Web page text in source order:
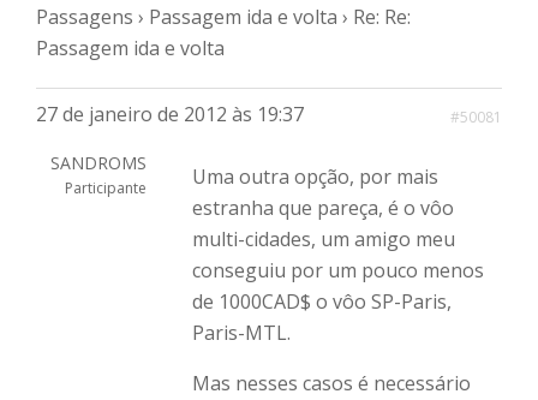
Passagens › Passagem ida e volta › Re: Re:
Passagem ida e volta
27 de janeiro de 2012 às 19:37 #50081
SANDROMS
Participante
Uma outra opção, por mais
estranha que pareça, é o vôo
multi-cidades, um amigo meu
conseguiu por um pouco menos
de 1000CAD$ o vôo SP-Paris,
Paris-MTL.
Mas nesses casos é necessário